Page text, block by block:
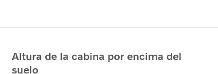
Altura de la cabina por encima del
suelo